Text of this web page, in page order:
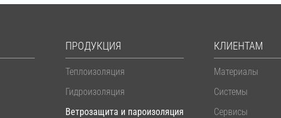
ПРОДУКЦИЯ
Теплоизоляция
Гидроизоляция
Ветрозащита и пароизоляция
КЛИЕНТАМ
Материалы
Системы
Сервисы